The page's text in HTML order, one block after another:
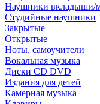
Наушники вкладыши/
Студийные наушники
Закрытые
Открытые
Ноты, самоучители
Вокальная музыка
Диски CD DVD
Издания для детей
Камерная музыка